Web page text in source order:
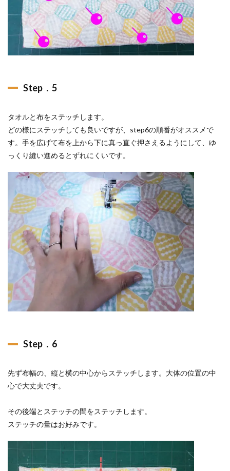
Step．5
タオルと布をステッチします。
どの様にステッチしても良いですが、step6の順番がオススメで
す。手を広げて布を上から下に真っ直ぐ押さえるようにして、ゆ
っくり縫い進めるとずれにくいです。
Step．6
先ず布幅の、縦と横の中心からステッチします。大体の位置の中
心で大丈夫です。
その後端とステッチの間をステッチします。
ステッチの量はお好みです。